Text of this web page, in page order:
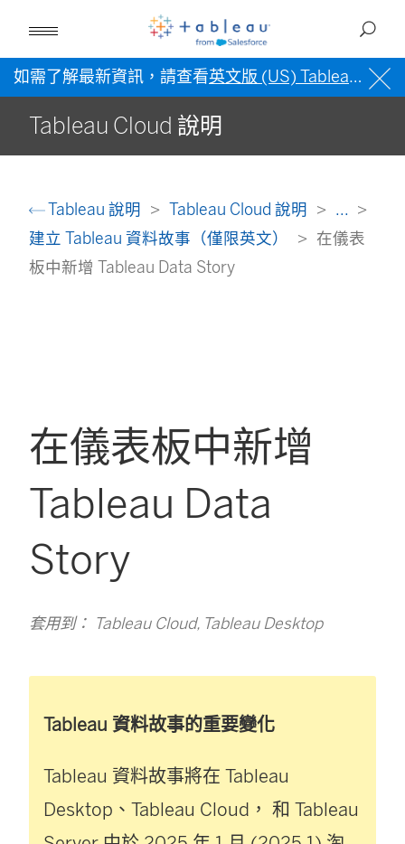
如需了解最新資訊，請查看英文版 (US) Tableau 說明
Tableau Cloud 說明
Tableau 說明 Tableau Cloud 說明
...
建立 Tableau 資料故事（僅限英文）
在儀表
板中新增 Tableau Data Story
在儀表板中新增
Tableau Data
Story
套用到： Tableau Cloud, Tableau Desktop
Tableau 資料故事的重要變化
Tableau 資料故事將在 Tableau
Desktop 、 Tableau Cloud ， 和 Tableau